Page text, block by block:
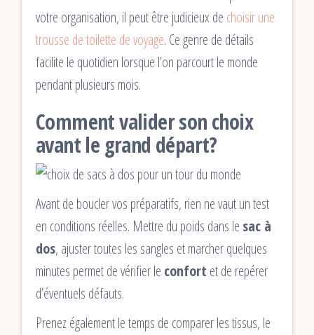
votre organisation, il peut être judicieux de choisir une
trousse de toilette de voyage. Ce genre de détails
facilite le quotidien lorsque l’on parcourt le monde
pendant plusieurs mois.
Comment valider son choix
avant le grand départ?
Avant de boucler vos préparatifs, rien ne vaut un test
en conditions réelles. Mettre du poids dans le sac à
dos, ajuster toutes les sangles et marcher quelques
minutes permet de vérifier le confort et de repérer
d’éventuels défauts.
Prenez également le temps de comparer les tissus, le